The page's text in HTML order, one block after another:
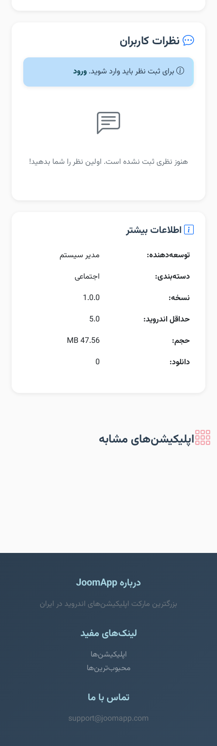
نظرات کاربران
برای ثبت نظر باید وارد شوید. ورود
هنوز نظری ثبت نشده است. اولین نظر را شما بدهید!
اطلاعات بیشتر
توسعه‌دهنده:
مدیر سیستم
دسته‌بندی:
اجتماعی
نسخه:
1.0.0
حداقل اندروید:
5.0
حجم:
47.56 MB
دانلود:
0
اپلیکیشن‌های مشابه
درباره JoomApp
بزرگترین مارکت اپلیکیشن‌های اندروید در ایران
لینک‌های مفید
اپلیکیشن‌ها
محبوب‌ترین‌ها
تماس با ما
support@joomapp.com